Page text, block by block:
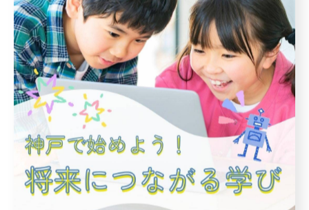
と単純比較しないことが大切です。
5. 速報で聞く「最大震度」の正しい受
け止め方
最大震度は「最も強く揺れた地点の震度」です。市町村
内でも地盤・建物階数で体感差が出ます。速報の数値だ
けで過小評価せず、自分のいる場所の状況（高層・埋立
地・斜面など）も合わせて判断しましょう。